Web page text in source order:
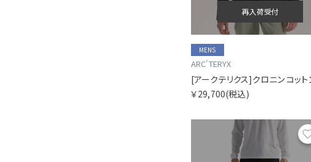
再入荷受付
MENS
ARC'TERYX
￥29,700(税込)